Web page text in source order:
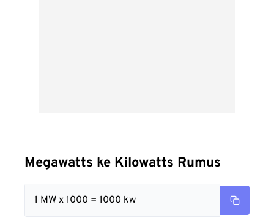
Megawatts ke Kilowatts Rumus
1 MW x 1000 = 1000 kw